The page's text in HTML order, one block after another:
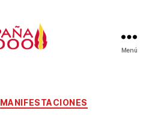
Menú
MANIFESTACIONES